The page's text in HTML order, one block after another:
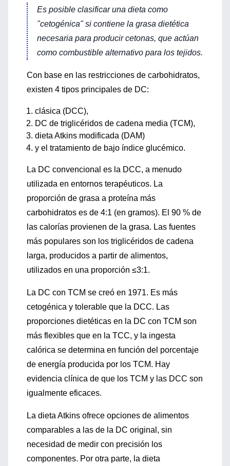
Es posible clasificar una dieta como
"cetogénica" si contiene la grasa dietética
necesaria para producir cetonas, que actúan
como combustible alternativo para los tejidos.
Con base en las restricciones de carbohidratos,
existen 4 tipos principales de DC:
clásica (DCC),
DC de triglicéridos de cadena media (TCM),
dieta Atkins modificada (DAM)
y el tratamiento de bajo índice glucémico.
La DC convencional es la DCC, a menudo
utilizada en entornos terapéuticos. La
proporción de grasa a proteína más
carbohidratos es de 4:1 (en gramos). El 90 % de
las calorías provienen de la grasa. Las fuentes
más populares son los triglicéridos de cadena
larga, producidos a partir de alimentos,
utilizados en una proporción ≤3:1.
La DC con TCM se creó en 1971. Es más
cetogénica y tolerable que la DCC. Las
proporciones dietéticas en la DC con TCM son
más flexibles que en la TCC, y la ingesta
calórica se determina en función del porcentaje
de energía producida por los TCM. Hay
evidencia clínica de que los TCM y las DCC son
igualmente eficaces.
La dieta Atkins ofrece opciones de alimentos
comparables a las de la DC original, sin
necesidad de medir con precisión los
componentes. Por otra parte, la dieta